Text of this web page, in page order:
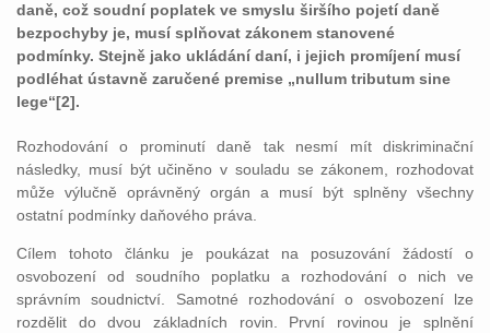
daně, což soudní poplatek ve smyslu širšího pojetí daně
bezpochyby je, musí splňovat zákonem stanovené
podmínky. Stejně jako ukládání daní, i jejich promíjení musí
podléhat ústavně zaručené premise „nullum tributum sine
lege“[2].
Rozhodování o prominutí daně tak nesmí mít diskriminační
následky, musí být učiněno v souladu se zákonem, rozhodovat
může výlučně oprávněný orgán a musí být splněny všechny
ostatní podmínky daňového práva.
Cílem tohoto článku je poukázat na posuzování žádostí o
osvobození od soudního poplatku a rozhodování o nich ve
správním soudnictví. Samotné rozhodování o osvobození lze
rozdělit do dvou základních rovin. První rovinou je splnění